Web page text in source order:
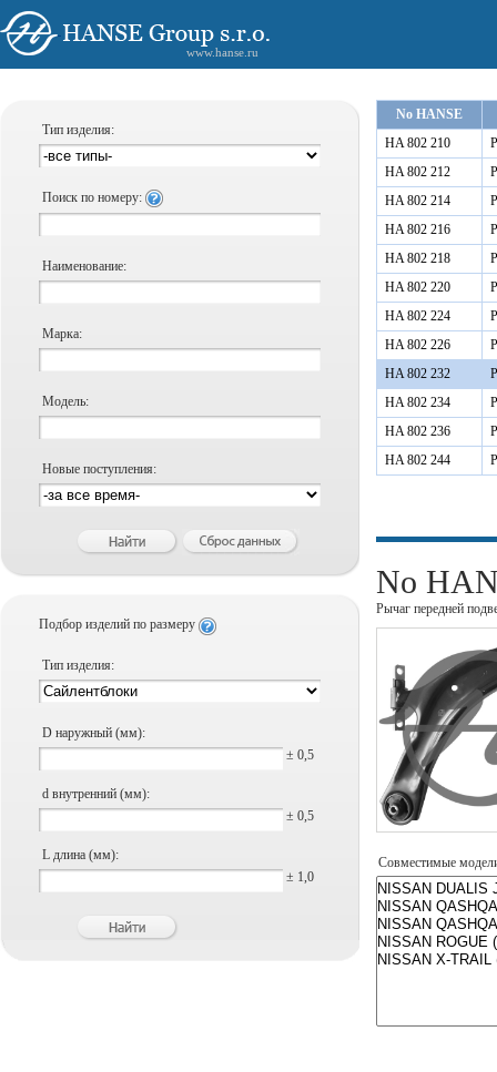
www.hanse.ru
Тип изделия:
Поиск по номеру:
Наименование:
Марка:
Модель:
Новые поступления:
Подбор изделий по размеру
Тип изделия:
D наружный (мм):
± 0,5
d внутренний (мм):
± 0,5
L длина (мм):
± 1,0
No HANSE
HA 802 210
HA 802 212
HA 802 214
HA 802 216
HA 802 218
HA 802 220
HA 802 224
HA 802 226
HA 802 232
HA 802 234
HA 802 236
HA 802 244
No
Рычаг передней
Совместимые